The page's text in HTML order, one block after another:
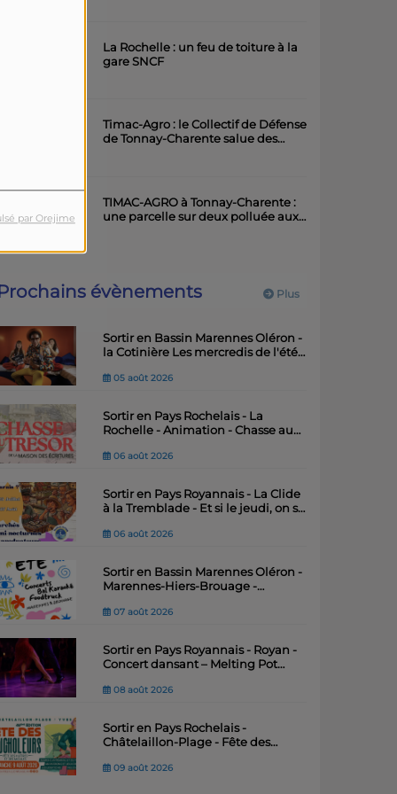
par Orejime
La Rochelle : un feu de toiture à la
gare SNCF
Timac-Agro : le Collectif de Défense
de Tonnay-Charente salue des
TIMAC-AGRO à Tonnay-Charente :
une parcelle sur deux polluée aux
Plus
évènements
Sortir en Bassin Marennes Oléron -
la Cotinière Les mercredis de l'été -
05 août 2026
Sortir en Pays Rochelais - La
Rochelle - Animation - Chasse au
06 août 2026
Sortir en Pays Royannais - La Clide
à la Tremblade - Et si le jeudi, on se
06 août 2026
Sortir en Bassin Marennes Oléron -
Marennes-Hiers-Brouage -
musicales pour animer l’été .
07 août 2026
Sortir en Pays Royannais - Royan -
Concert dansant – Melting Pot
08 août 2026
Sortir en Pays Rochelais -
Châtelaillon-Plage - Fête des
09 août 2026